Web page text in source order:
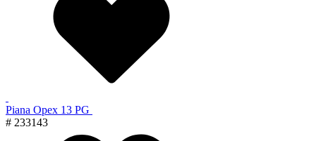
Piana Орех 13 PG
# 233143